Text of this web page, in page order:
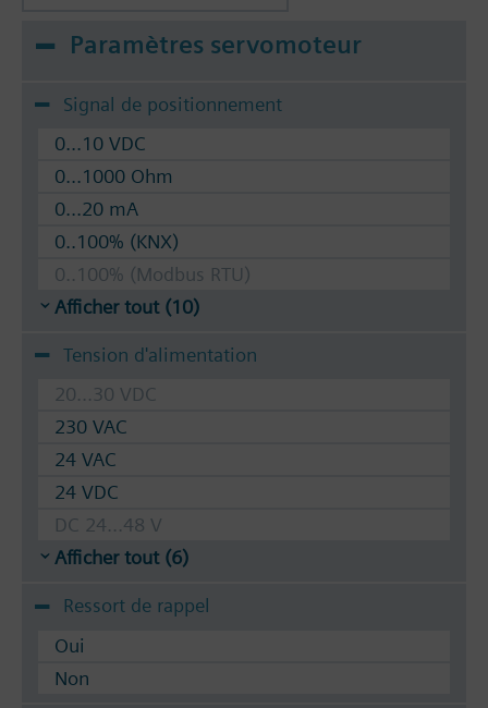
Paramètres servomoteur
Signal de positionnement
0...10 VDC
0...1000 Ohm
0...20 mA
0..100% (KNX)
0..100% (Modbus RTU)
Afficher tout (10)
Tension d'alimentation
20...30 VDC
230 VAC
24 VAC
24 VDC
DC 24...48 V
Afficher tout (6)
Ressort de rappel
Oui
Non